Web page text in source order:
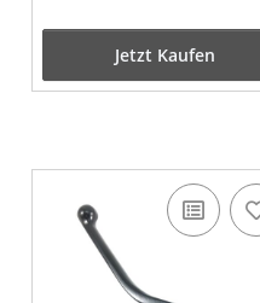
Jetzt Kaufen